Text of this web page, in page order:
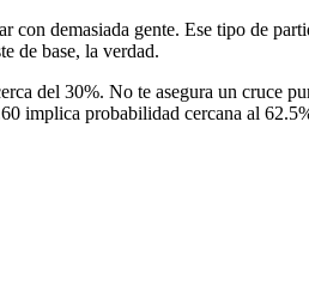
con demasiada gente. Ese tipo de
de base, la verdad.
del 30%. No te asegura un cruce
implica probabilidad cercana al